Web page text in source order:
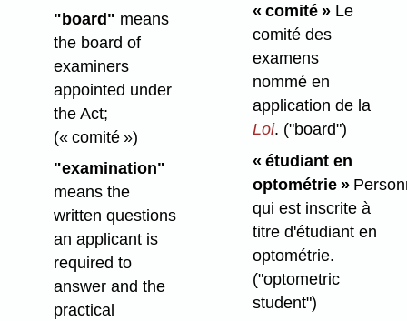
"board" means
the board of
examiners
appointed under
the Act;
(« comité »)
"examination"
means the
written questions
an applicant is
required to
answer and the
practical
« comité »Le
comité des
examens
nommé en
application de la
Loi. ("board")
« étudiant en
optométrie »
qui est inscrite à
titre d'étudiant en
optométrie.
("optometric
student")